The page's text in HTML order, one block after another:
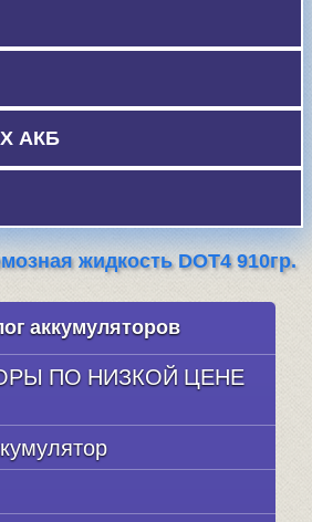
АКБ
жидкость DOT4 910гр.
аккумуляторов
ПО НИЗКОЙ ЦЕНЕ